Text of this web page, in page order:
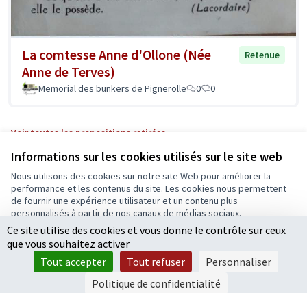
Informations sur les cookies utilisés sur le site web
Nous utilisons des cookies sur notre site Web pour améliorer la
performance et les contenus du site. Les cookies nous permettent
de fournir une expérience utilisateur et un contenu plus
personnalisés à partir de nos canaux de médias sociaux.
Tout accepter
Accepter seulement les cookies essentiels
Paramètres
La comtesse Anne d'Ollone (Née
Anne de Terves)
Retenue
Memorial des bunkers de Pignerolle 0 0
Voir toutes les propositions retirées
Conditions d'utilisation
Paramètres des cookies
Ecrivons Angers sur X
(Lien externe)
Ecrivons Angers sur Facebook
(Lien externe)
logiciel libre Decidim
(Lien externe)
.
Licence
(Lien
Ce site utilise des cookies et vous donne le contrôle sur ceux
que vous souhaitez activer
Tout accepter
Tout refuser
Personnaliser
Politique de confidentialité